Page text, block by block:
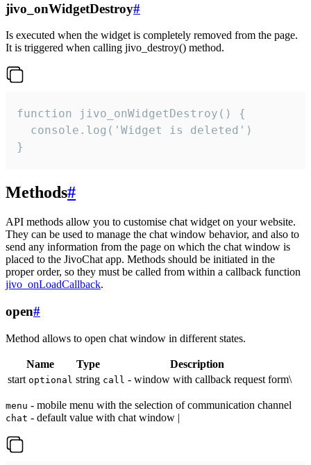
jivo_onWidgetDestroy#
Is executed when the widget is completely removed from the page.
It is triggered when calling jivo_destroy() method.
function jivo_onWidgetDestroy() {
  console.log('Widget is deleted')
}
Methods#
API methods allow you to customise chat widget on your website.
They can be used to manage the chat window behavior, and also to
send any information from the page on which the chat window is
placed to the JivoChat app. Methods should be initiated in the
proper order, so they must be called from within a callback function
jivo_onLoadCallback.
open#
Method allows to open chat window in different states.
Name Type
Description
start optional string call - window with callback request form\
menu - mobile menu with the selection of communication channel
chat - default value with chat window |